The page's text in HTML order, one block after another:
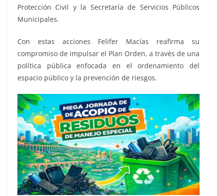
Protección Civil y la Secretaría de Servicios Públicos
Municipales.
Con estas acciones Felifer Macías reafirma su
compromiso de impulsar el Plan Orden, a través de una
política pública enfocada en el ordenamiento del
espacio público y la prevención de riesgos.